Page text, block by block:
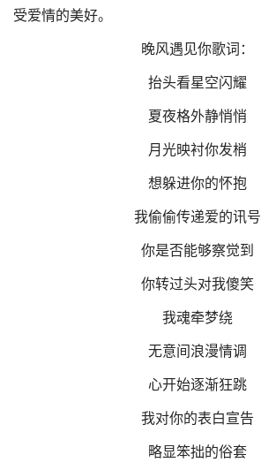
受爱情的美好。
晚风遇见你歌词：
抬头看星空闪耀
夏夜格外静悄悄
月光映衬你发梢
想躲进你的怀抱
我偷偷传递爱的讯号
你是否能够察觉到
你转过头对我傻笑
我魂牵梦绕
无意间浪漫情调
心开始逐渐狂跳
我对你的表白宣告
略显笨拙的俗套